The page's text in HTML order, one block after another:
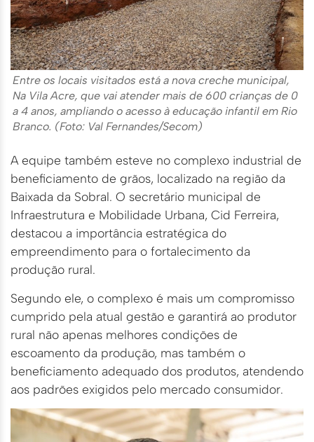
Entre os locais visitados está a nova creche municipal,
Na Vila Acre, que vai atender mais de 600 crianças de 0
a 4 anos, ampliando o acesso à educação infantil em Rio
Branco. (Foto: Val Fernandes/Secom)
A equipe também esteve no complexo industrial de
beneficiamento de grãos, localizado na região da
Baixada da Sobral. O secretário municipal de
Infraestrutura e Mobilidade Urbana, Cid Ferreira,
destacou a importância estratégica do
empreendimento para o fortalecimento da
produção rural.
Segundo ele, o complexo é mais um compromisso
cumprido pela atual gestão e garantirá ao produtor
rural não apenas melhores condições de
escoamento da produção, mas também o
beneficiamento adequado dos produtos, atendendo
aos padrões exigidos pelo mercado consumidor.